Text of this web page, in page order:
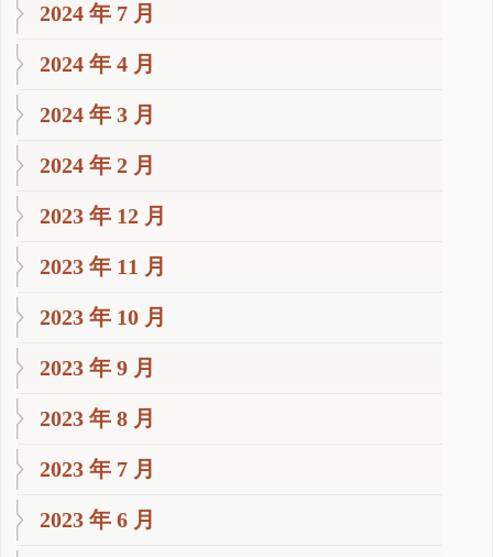
2024 年 7 月
2024 年 4 月
2024 年 3 月
2024 年 2 月
2023 年 12 月
2023 年 11 月
2023 年 10 月
2023 年 9 月
2023 年 8 月
2023 年 7 月
2023 年 6 月